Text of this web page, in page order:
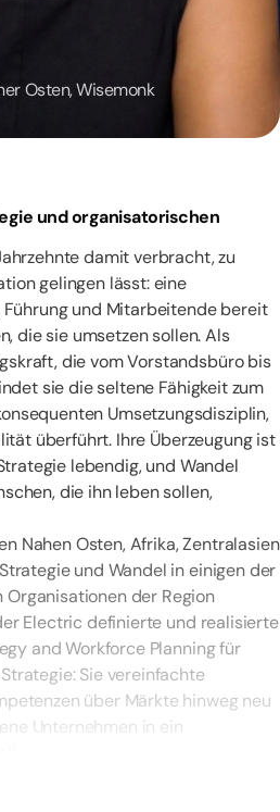
Osten, Wisemonk
und organisatorischen
damit verbracht, zu
gelingen lässt: eine
und Mitarbeitende bereit
die sie umsetzen sollen. Als
die vom Vorstandsbüro bis
sie die seltene Fähigkeit zum
Umsetzungsdisziplin,
überführt. Ihre Überzeugung ist
lebendig, und Wandel
die ihn leben sollen,
Nahen Osten, Afrika, Zentralasien
und Wandel in einigen der
der Region
Electric definierte und realisierte
and Workforce Planning für
Sie vereinfachte
über Märkte hinweg neu
Unternehmen in ein
zur Group Director of People
sowie den